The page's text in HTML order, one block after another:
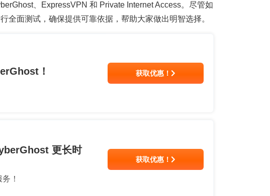
、ExpressVPN 和 Private Internet Access。尽管如
全面测试，确保提供可靠依据，帮助大家做出明智选择。
！ 获取优惠！
更长时
！
获取优惠！